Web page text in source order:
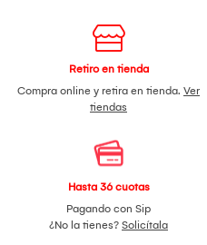
Retiro en tienda
Compra online y retira en tienda. Ver
tiendas
Hasta 36 cuotas
Pagando con Sip
¿No la tienes? Solicítala